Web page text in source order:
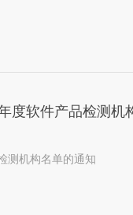
度软件产品检测机
测机构名单的通知